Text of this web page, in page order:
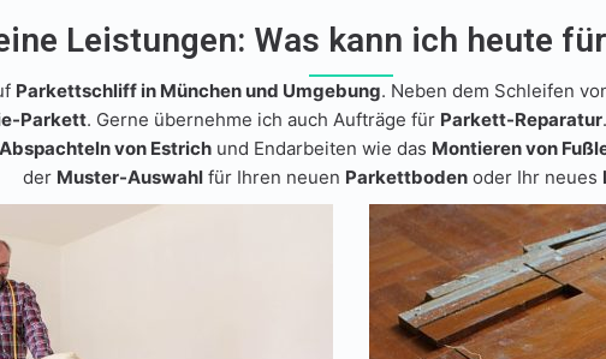
Leistungen: Was kann ich heute
Parkettschliff in München und Umgebung. Neben dem Schleifen
Parkett. Gerne übernehme ich auch Aufträge für Parkett-Reparatur
Abspachteln von Estrich und Endarbeiten wie das Montieren von
der Muster-Auswahl für Ihren neuen Parkettboden oder Ihr neues